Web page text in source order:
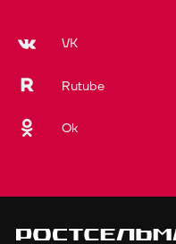
VK
Rutube
Ok